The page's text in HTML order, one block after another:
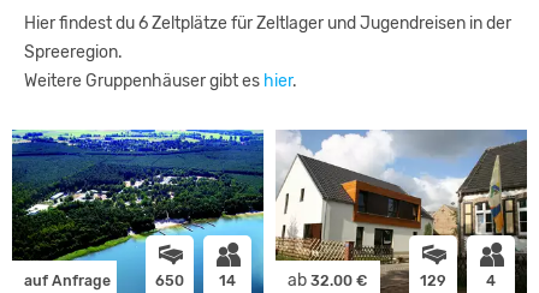
Hier findest du 6 Zeltplätze für Zeltlager und Jugendreisen in der
Spreeregion.
Weitere Gruppenhäuser gibt es hier.
auf Anfrage 650 14 ab 32.00 € 129 4